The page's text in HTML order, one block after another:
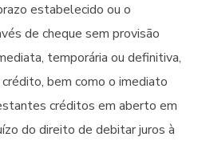
estabelecido ou o
de cheque sem provisão
temporária ou definitiva,
bem como o imediato
créditos em aberto em
do direito de debitar juros à